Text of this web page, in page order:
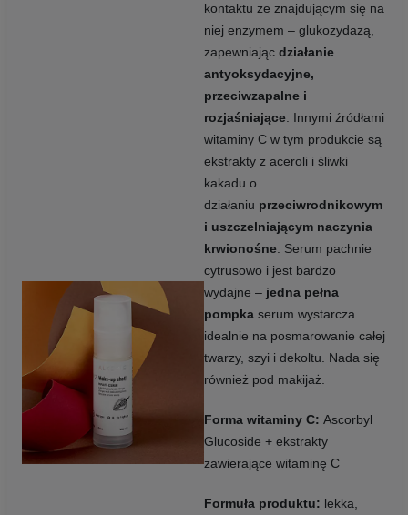
kontaktu ze znajdującym się na
niej enzymem – glukozydazą,
zapewniając działanie
antyoksydacyjne,
przeciwzapalne i
rozjaśniające. Innymi źródłami
witaminy C w tym produkcie są
ekstrakty z aceroli i śliwki
kakadu o
działaniu przeciwrodnikowym
i uszczelniającym naczynia
krwionośne. Serum pachnie
cytrusowo i jest bardzo
wydajne – jedna pełna
pompka serum wystarcza
idealnie na posmarowanie całej
twarzy, szyi i dekoltu. Nada się
również pod makijaż.
Forma witaminy C: Ascorbyl
Glucoside + ekstrakty
zawierające witaminę C
Formuła produktu: lekka,